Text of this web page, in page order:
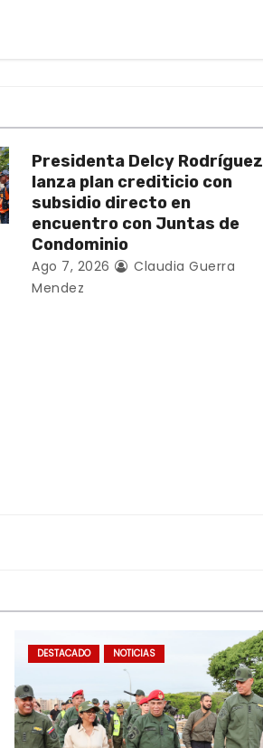
Presidenta Delcy Rodríguez
lanza plan crediticio con
subsidio directo en
encuentro con Juntas de
Condominio
Ago 7, 2026
Claudia Guerra
Mendez
DESTACADO NOTICIAS